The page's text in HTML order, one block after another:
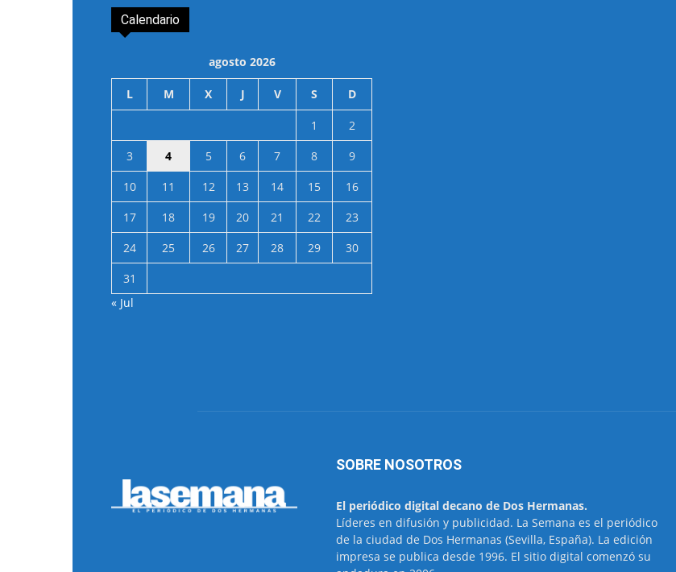
Calendario
agosto 2026
L M X J V S D
1
2
3
4 5 6 7 8
9
10
11 12 13 14 15
16
17
18 19 20 21 22
23
24
25 26 27 28 29
30
31
« Jul
SOBRE NOSOTROS
El periódico digital decano de Dos Hermanas.
Líderes en difusión y publicidad. La Semana es el periódico
de la ciudad de Dos Hermanas (Sevilla, España). La edición
impresa se publica desde 1996. El sitio digital comenzó su